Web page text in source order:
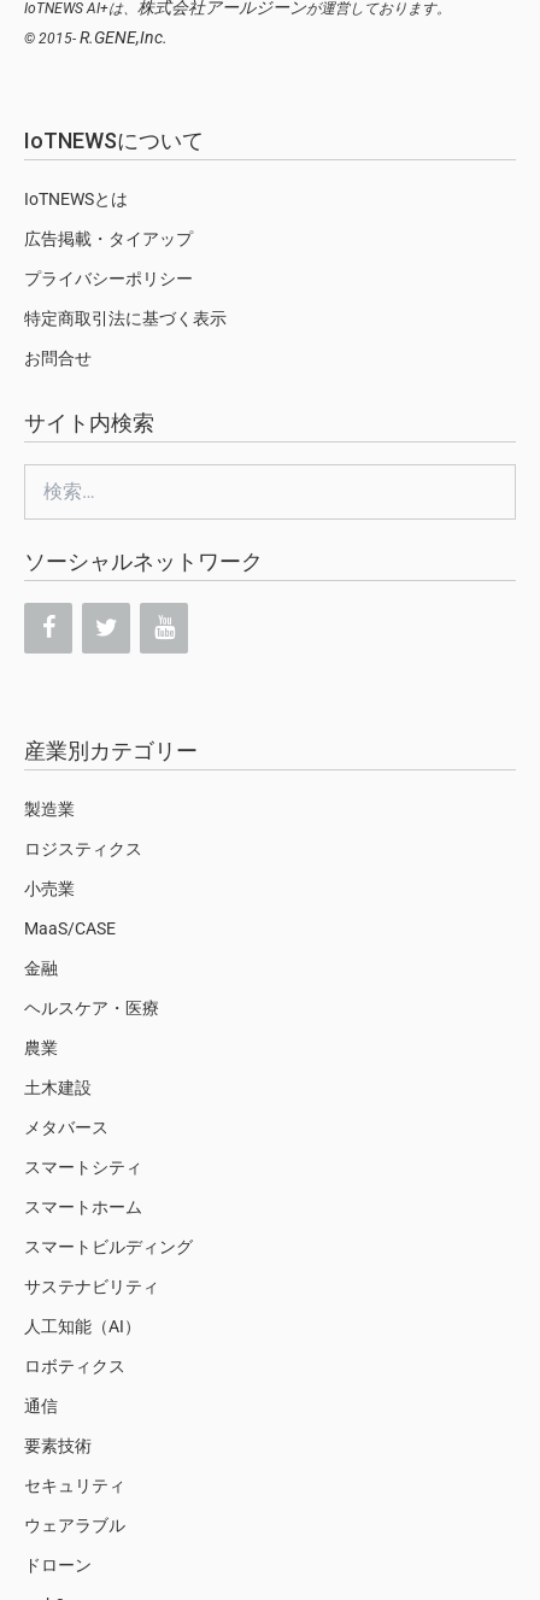
IoTNEWS AI+は、 株式会社アールジーンが運営しております。
© 2015- R.GENE,Inc.
IoTNEWSについて
IoTNEWSとは
広告掲載・タイアップ
プライバシーポリシー
特定商取引法に基づく表示
お問合せ
サイト内検索
索:
ソーシャルネットワーク
産業別カテゴリー
製造業
ロジスティクス
小売業
MaaS/CASE
金融
ヘルスケア・医療
農業
土木建設
メタバース
スマートシティ
スマートホーム
スマートビルディング
サステナビリティ
人工知能（AI）
ロボティクス
通信
要素技術
セキュリティ
ウェアラブル
ドローン